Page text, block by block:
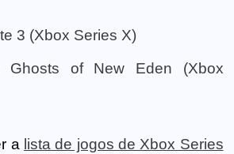
3 (Xbox Series X)
Ghosts of New Eden (Xbox
a lista de jogos de Xbox Series